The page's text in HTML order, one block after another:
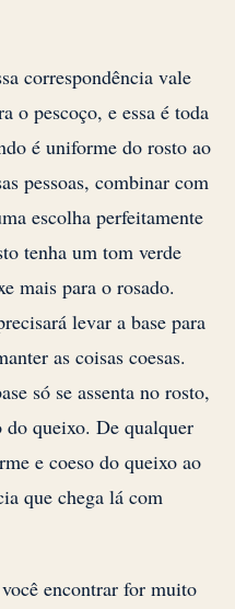
correspondência vale
o pescoço, e essa é toda
é uniforme do rosto ao
pessoas, combinar com
escolha perfeitamente
tenha um tom verde
mais para o rosado.
levar a base para
as coisas coesas.
só se assenta no rosto,
do queixo. De qualquer
e coeso do queixo ao
que chega lá com
encontrar for muito